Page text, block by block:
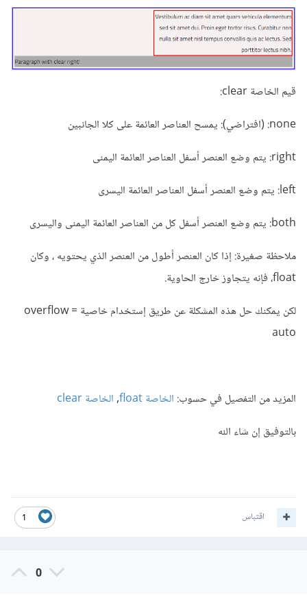
قيم الخاصة clear:
none: (افتراضي): يمسح العناصر العائمة على كلا الجانبين
right: يتم وضع العنصر أسفل العناصر العائمة اليمنى
left: يتم وضع العنصر أسفل العناصر العائمة اليسرى
both: يتم وضع العنصر أسفل كل من العناصر العائمة اليمنى واليسرى
ملاحظة صغيرة: إذا كان العنصر أطول من العنصر الذي يحتويه ، وكان
float، فإنه يتجاوز خارج الحاوية.
لكن يمكنك حل هذه المشكلة عن طريق إستخدام خاصية overflow =
auto
المزيد من التفصيل في حسوب: الخاصة float ,الخاصة clear
بالتوفيق إن شاء الله
1 اقتباس
0